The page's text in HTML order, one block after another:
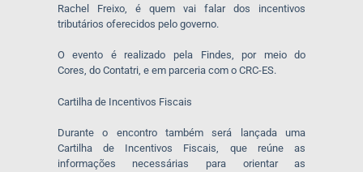
Rachel Freixo, é quem vai falar dos incentivos
tributários oferecidos pelo governo.
O evento é realizado pela Findes, por meio do
Cores, do Contatri, e em parceria com o CRC-ES.
Cartilha de Incentivos Fiscais
Durante o encontro também será lançada uma
Cartilha de Incentivos Fiscais, que reúne as
informações necessárias para orientar as